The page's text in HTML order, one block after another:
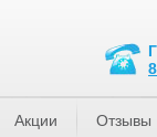
Акции Отзывы